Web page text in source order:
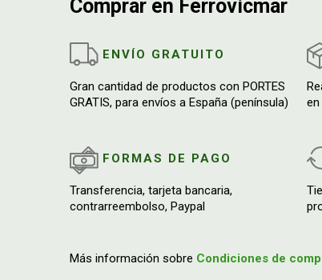
Comprar en Ferrovicmar
ENVÍO GRATUITO
Gran cantidad de productos con PORTES
GRATIS, para envíos a España (península)
FORMAS DE PAGO
Transferencia, tarjeta bancaria,
contrarreembolso, Paypal
Más información sobre Condiciones de